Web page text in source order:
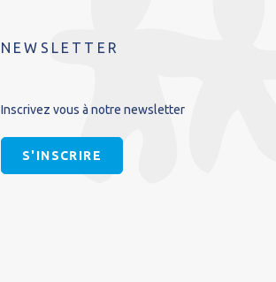
NEWSLETTER
Inscrivez vous à notre newsletter
S'INSCRIRE